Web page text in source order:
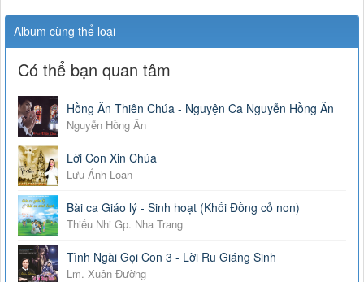
Album cùng thể loại
Có thể bạn quan tâm
Hồng Ân Thiên Chúa - Nguyện Ca Nguyễn Hồng Ân
Nguyễn Hồng Ân
Lời Con Xin Chúa
Lưu Ánh Loan
Bài ca Giáo lý - Sinh hoạt (Khối Đồng cỏ non)
Thiếu Nhi Gp. Nha Trang
Tình Ngài Gọi Con 3 - Lời Ru Giáng Sinh
Lm. Xuân Đường